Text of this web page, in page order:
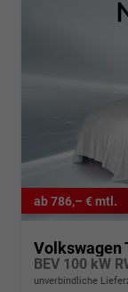
ab 786,– € mtl.
Volkswagen
BEV 100 kW
unverbindliche